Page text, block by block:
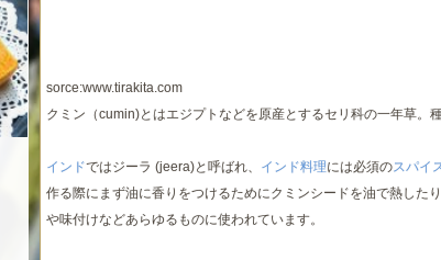
sorce:www.tirakita.com
クミン（cumin)とはエジプトなどを原産とするセリ科の一年草。
インドではジーラ (jeera)と呼ばれ、 インド料理には必須のスパイ
作る際にまず油に香りをつけるためにクミンシードを油で熱したり
や味付けなどあらゆるものに使われています。